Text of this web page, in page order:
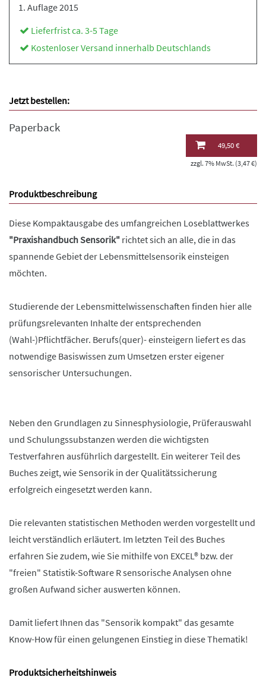
1. Auflage 2015
Lieferfrist ca. 3-5 Tage
Kostenloser Versand innerhalb Deutschlands
Jetzt bestellen:
Paperback
49,50 €
zzgl. 7% MwSt. (3,47 €)
Produktbeschreibung
Diese Kompaktausgabe des umfangreichen Loseblattwerkes
"Praxishandbuch Sensorik" richtet sich an alle, die in das
spannende Gebiet der Lebensmittelsensorik einsteigen
möchten.
Studierende der Lebensmittelwissenschaften finden hier alle
prüfungsrelevanten Inhalte der entsprechenden
(Wahl-)Pflichtfächer. Berufs(quer)- einsteigern liefert es das
notwendige Basiswissen zum Umsetzen erster eigener
sensorischer Untersuchungen.
Neben den Grundlagen zu Sinnesphysiologie, Prüferauswahl
und Schulungssubstanzen werden die wichtigsten
Testverfahren ausführlich dargestellt. Ein weiterer Teil des
Buches zeigt, wie Sensorik in der Qualitätssicherung
erfolgreich eingesetzt werden kann.
Die relevanten statistischen Methoden werden vorgestellt und
leicht verständlich erläutert. Im letzten Teil des Buches
erfahren Sie zudem, wie Sie mithilfe von EXCEL® bzw. der
"freien" Statistik-Software R sensorische Analysen ohne
großen Aufwand sicher auswerten können.
Damit liefert Ihnen das "Sensorik kompakt" das gesamte
Know-How für einen gelungenen Einstieg in diese Thematik!
Produktsicherheitshinweis